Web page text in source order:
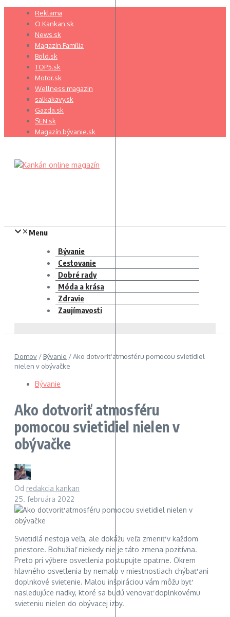
Preskočiť
Reklama
O Kankan.sk
News.sk
Magazín Família
Bold.sk
TOP5.sk
Motor.sk
Wellness magazin
salkakavy.sk
Gazda.sk
SEN.sk
Magazín bývanie.sk
Menu
Bývanie
Cestovanie
Dobré rady
Móda a krása
Zdravie
Zaujímavosti
Domov / Bývanie /Ako dotvoriť atmosféru pomocou svietidiel
nielen v obývačke
Bývanie
Ako dotvoriť atmosféru
pomocou svietidiel nielen v
obývačke
Od redakcia kankan
25. februára 2022
Svietidlá nestoja veľa, ale dokážu veľa zmeniť v každom
priestore. Bohužiaľ niekedy nie je táto zmena pozitívna.
Preto pri výbere osvetlenia postupujte opatrne. Okrem
hlavného osvetlenia by nemalo v miestnostiach chýbať ani
doplnkové svietenie. Malou inšpiráciou vám môžu byť
nasledujúce riadky, ktoré sa budú venovať doplnkovému
svieteniu nielen do obývacej izby.